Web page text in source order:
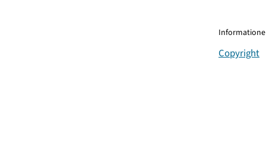
Copyright